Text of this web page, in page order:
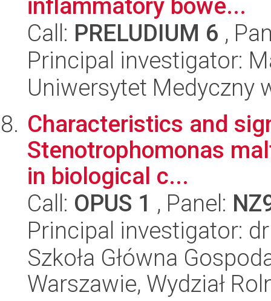
inflammatory bowe...
Call: PRELUDIUM 6 ,
Principal investigator:
Uniwersytet Medyczny
Characteristics and
Stenotrophomonas
in biological c...
Call: OPUS 1 , Panel:
Principal investigator:
Szkoła Główna
Warszawie, Wydział